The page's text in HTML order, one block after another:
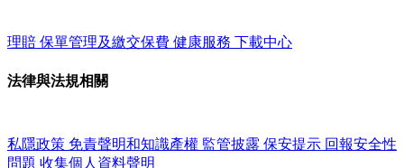
理賠 保單管理及繳交保費 健康服務 下載中心
法律與法規相關
私隱政策 免責聲明和知識產權 監管披露 保安提示 回報安全性
問題 收集個人資料聲明